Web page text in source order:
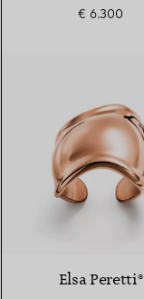
€ 6.300
Elsa Peretti®